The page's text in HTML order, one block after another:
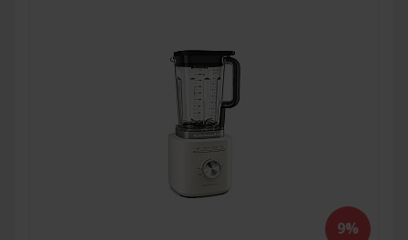
9%